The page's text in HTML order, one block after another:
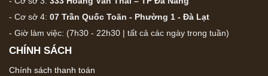
- Cơ sở 4: 07 Trần Quốc Toãn - Phường 1 - Đà Lạt
- Giờ làm việc: (7h30 - 22h30 | tất cả các ngày trong tuần)
CHÍNH SÁCH
Chính sách thanh toán